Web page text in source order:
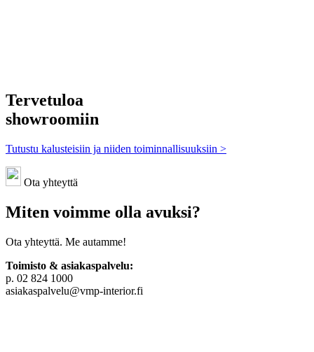
Tervetuloa
showroomiin
Tutustu kalusteisiin ja niiden toiminnallisuuksiin >
Ota yhteyttä
Miten voimme olla avuksi?
Ota yhteyttä. Me autamme!
Toimisto & asiakaspalvelu:
p. 02 824 1000
asiakaspalvelu@vmp-interior.fi